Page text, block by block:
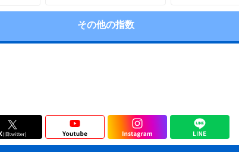
その他の指数